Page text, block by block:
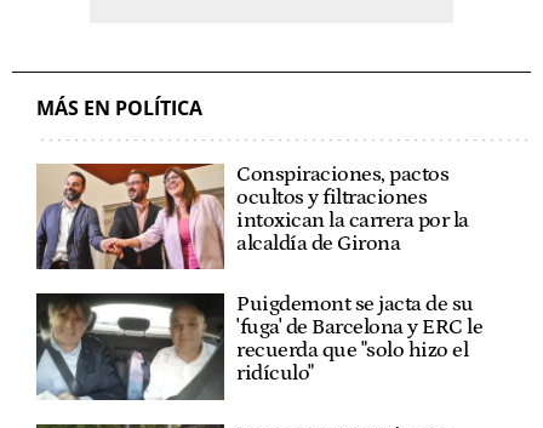
MÁS EN POLÍTICA
Conspiraciones, pactos
ocultos y filtraciones
intoxican la carrera por la
alcaldía de Girona
Puigdemont se jacta de su
'fuga' de Barcelona y ERC le
recuerda que "solo hizo el
ridículo"